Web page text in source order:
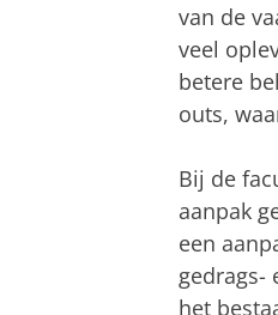
van de
veel
betere
outs,
Bij de
aanpak
een
gedrags-
het